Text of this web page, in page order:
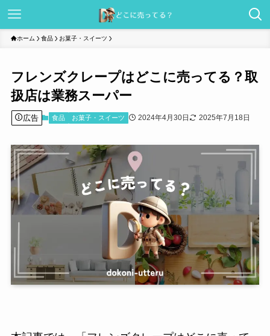
ホーム 食品 お菓子・スイーツ
フレンズクレープはどこに売ってる？取
扱店は業務スーパー
広告 食品 お菓子・スイーツ 2024年4月30日 2025年7月18日